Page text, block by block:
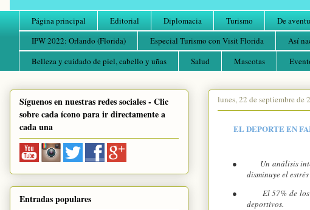
Página principal Editorial Diplomacia Turismo De
IPW 2022: Orlando (Florida)
Especial Turismo con Visit Florida Así
Belleza y cuidado de piel, cabello y uñas
Salud Mascotas
lunes, 22 de septiembre de
EL DEPORTE EN
● Un análisis
disminuye el
●
El 57% de
deportivos.
Síguenos en nuestras redes sociales - Clic
sobre cada ícono para ir directamente a
cada una
Entradas populares